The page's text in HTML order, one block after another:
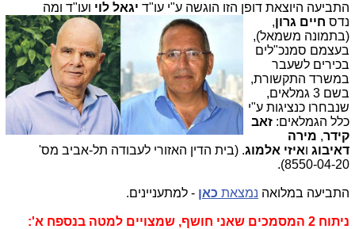
התביעה היוצאת דופן הזו הוגשה ע"י עו"ד יגאל לוי ועו"ד ומה
נדס חיים גרון,
(בתמונה משמאל),
בעצמם סמנכ"לים
בכירים לשעבר
במשרד התקשורת,
בשם 3 גמלאים,
שנבחרו כנציגות ע"י
כלל הגמלאים: זאב
קידר, מירה
דאיבוג ואיזי אלמוג. (בית הדין האזורי לעבודה תל-אביב מס'
8550-04-20).
התביעה במלואה נמצאת כאן - למתעניינים.
ניתוח 2 המסמכים שאני חושף, שמצויים למטה בנספח א':